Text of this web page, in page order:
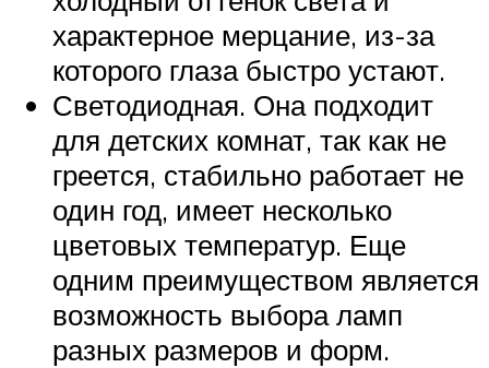
характерное мерцание, из-за
которого глаза быстро устают.
Светодиодная. Она подходит
для детских комнат, так как не
греется, стабильно работает не
один год, имеет несколько
цветовых температур. Еще
одним преимуществом является
возможность выбора ламп
разных размеров и форм.